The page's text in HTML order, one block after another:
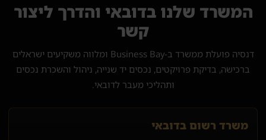
המשרד שלנו בדובאי והדרך ליצור
קשר
דנסיה פועלת ממשרד ב-Business Bay ומלווה משקיעים ישראלים
ברכישה, בדיקת פרויקטים, נכסים יד שנייה, ניהול והשכרת נכסים
ותהליכי מעבר לדובאי.
משרד רשום בדובאי